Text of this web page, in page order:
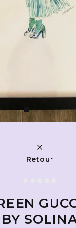
Retour
BY